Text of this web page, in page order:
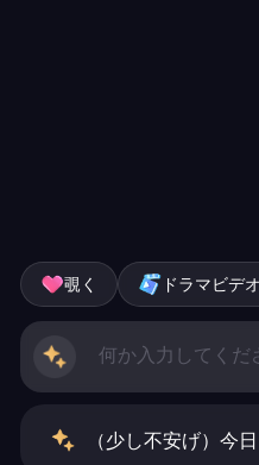
覗く ドラマビデオ
（少し不安げ）今